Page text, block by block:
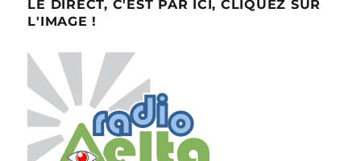
LE DIRECT, C'EST PAR ICI, CLIQUEZ SUR
L'IMAGE !